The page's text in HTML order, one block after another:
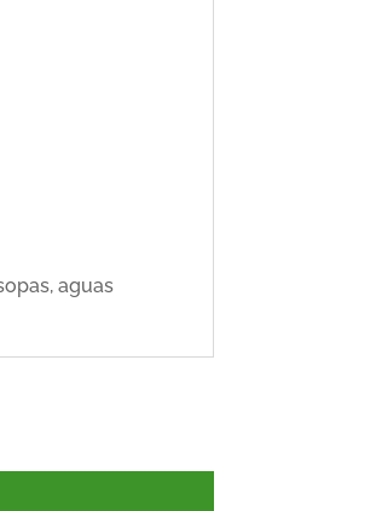
aguas